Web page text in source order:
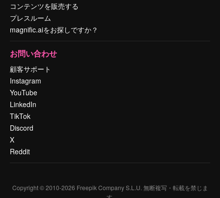
コンテンツを販売する
プレスルーム
magnific.aiをお探しですか？
お問い合わせ
顧客サポート
Instagram
YouTube
LinkedIn
TikTok
Discord
X
Reddit
Copyright © 2010-2026 Freepik Company S.L.U. 無断複写・転載を禁じま